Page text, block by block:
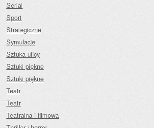
Serial
Sport
Strategiczne
Symulacje
Sztuka ulicy
Sztuki piękne
Sztuki piękne
Teatr
Teatr
Teatralna i filmowa